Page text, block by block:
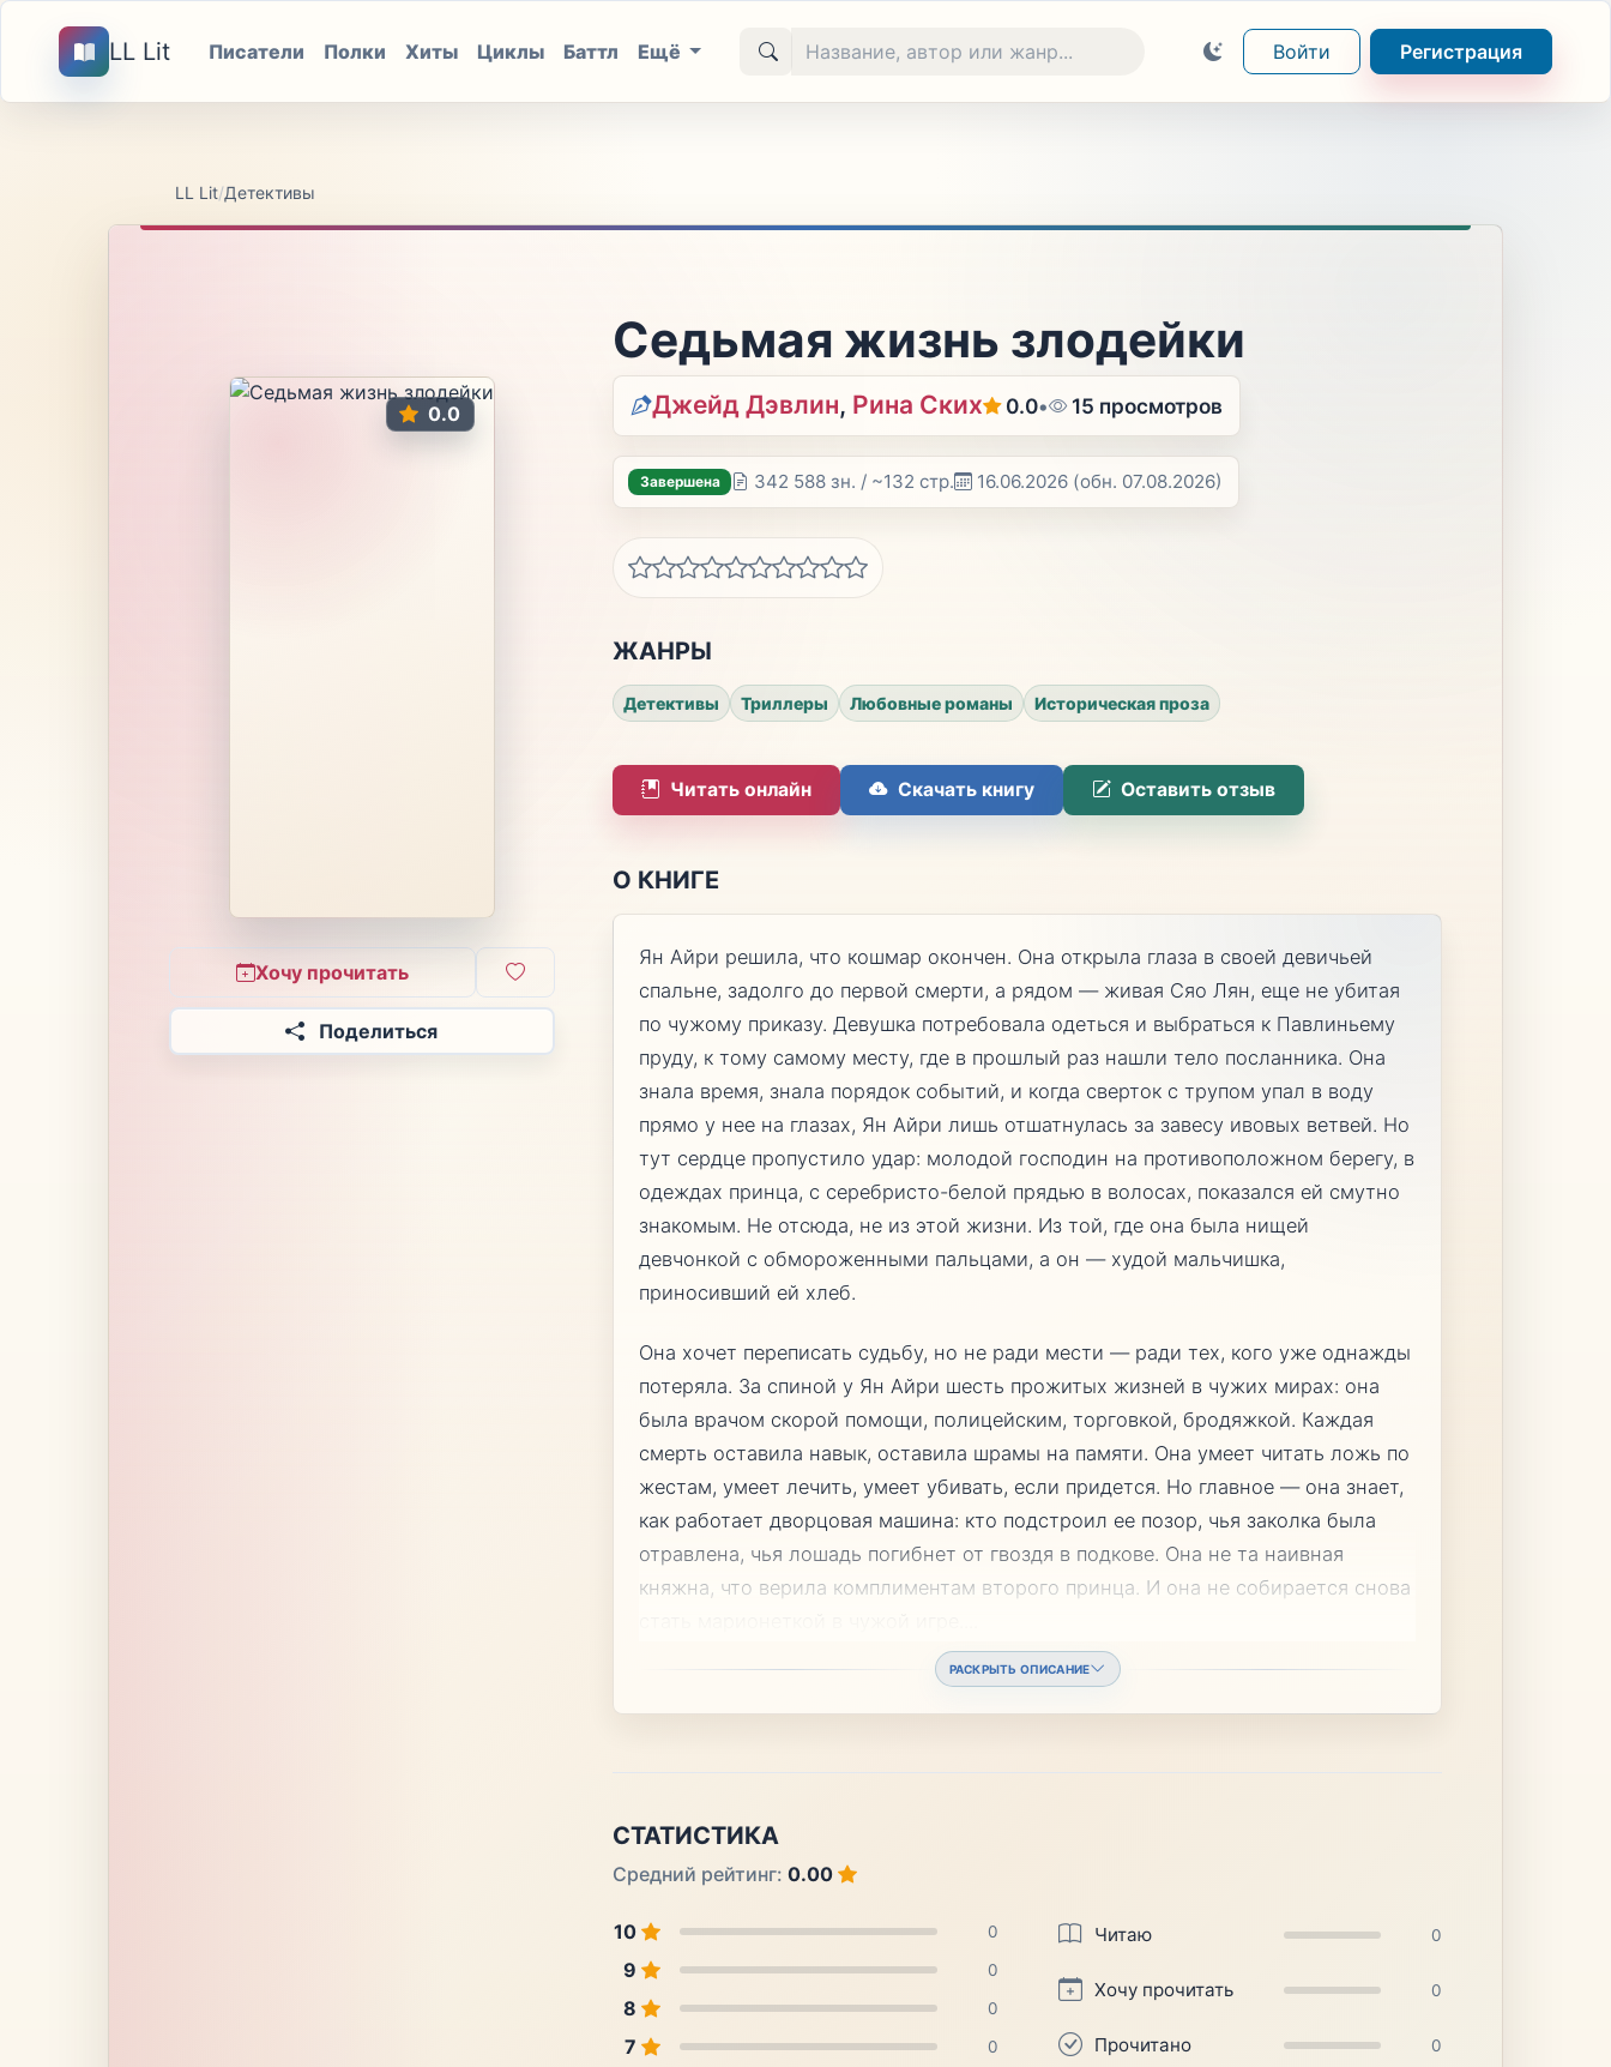
LL Lit Писатели Полки Хиты Циклы Баттл Ещё Войти Регистрация
LL Lit/Детективы
0.0
Хочу прочитать
Поделиться
Седьмая жизнь злодейки
Джейд Дэвлин, Рина Ских 0.0• 15 просмотров
Завершена 342 588 зн. / ~132 стр. 16.06.2026 (обн. 07.08.2026)
ЖАНРЫ
Детективы Триллеры Любовные романы Историческая проза
Читать онлайн Скачать книгу Оставить отзыв
О КНИГЕ
Ян Айри решила, что кошмар окончен. Она открыла глаза в своей девичьей
спальне, задолго до первой смерти, а рядом — живая Сяо Лян, еще не убитая
по чужому приказу. Девушка потребовала одеться и выбраться к Павлиньему
пруду, к тому самому месту, где в прошлый раз нашли тело посланника. Она
знала время, знала порядок событий, и когда сверток с трупом упал в воду
прямо у нее на глазах, Ян Айри лишь отшатнулась за завесу ивовых ветвей. Но
тут сердце пропустило удар: молодой господин на противоположном берегу, в
одеждах принца, с серебристо-белой прядью в волосах, показался ей смутно
знакомым. Не отсюда, не из этой жизни. Из той, где она была нищей
девчонкой с обмороженными пальцами, а он — худой мальчишка,
приносивший ей хлеб.
Она хочет переписать судьбу, но не ради мести — ради тех, кого уже однажды
потеряла. За спиной у Ян Айри шесть прожитых жизней в чужих мирах: она
была врачом скорой помощи, полицейским, торговкой, бродяжкой. Каждая
смерть оставила навык, оставила шрамы на памяти. Она умеет читать ложь по
жестам, умеет лечить, умеет убивать, если придется. Но главное — она знает,
как работает дворцовая машина: кто подстроил ее позор, чья заколка была
отравлена, чья лошадь погибнет от гвоздя в подкове. Она не та наивная
княжна, что верила комплиментам второго принца. И она не собирается снова
РАСКРЫТЬ ОПИСАНИЕ
СТАТИСТИКА
Средний рейтинг: 0.00
10 0
9 0
8 0
7 0
Читаю 0
Хочу прочитать 0
Прочитано 0